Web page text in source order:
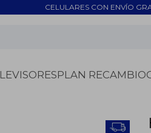
CELULARES CON ENVÍO
PLAN RECAMBIO